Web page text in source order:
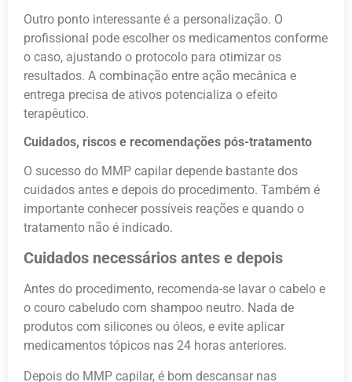
Outro ponto interessante é a personalização. O
profissional pode escolher os medicamentos conforme
o caso, ajustando o protocolo para otimizar os
resultados. A combinação entre ação mecânica e
entrega precisa de ativos potencializa o efeito
terapêutico.
Cuidados, riscos e recomendações pós-tratamento
O sucesso do MMP capilar depende bastante dos
cuidados antes e depois do procedimento. Também é
importante conhecer possíveis reações e quando o
tratamento não é indicado.
Cuidados necessários antes e depois
Antes do procedimento, recomenda-se lavar o cabelo e
o couro cabeludo com shampoo neutro. Nada de
produtos com silicones ou óleos, e evite aplicar
medicamentos tópicos nas 24 horas anteriores.
Depois do MMP capilar, é bom descansar nas